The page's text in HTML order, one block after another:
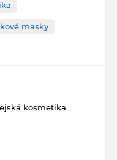
masky
kosmetika